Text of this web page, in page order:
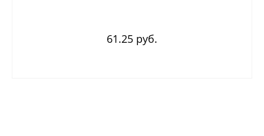
61.25 руб.